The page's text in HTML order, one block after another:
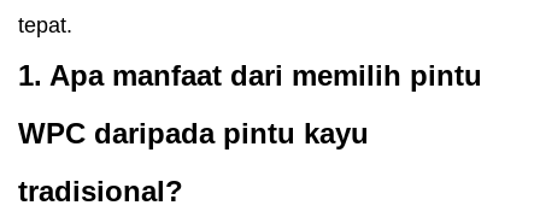
tepat.
1. Apa manfaat dari memilih pintu
WPC daripada pintu kayu
tradisional?